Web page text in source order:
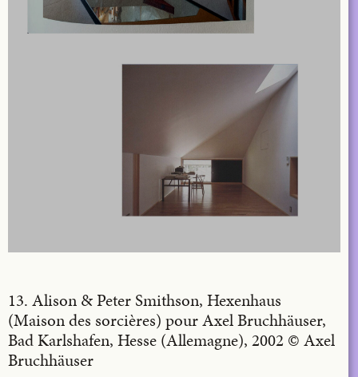
13. Alison & Peter Smithson, Hexenhaus
(Maison des sorcières) pour Axel Bruchhäuser,
Bad Karlshafen, Hesse (Allemagne), 2002 © Axel
Bruchhäuser